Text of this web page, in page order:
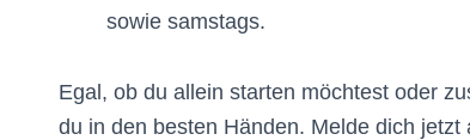
sowie samstags.
Egal, ob du allein starten möchtest oder
du in den besten Händen. Melde dich